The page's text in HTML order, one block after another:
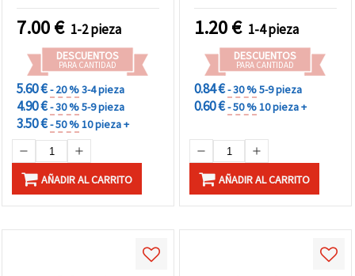
con punta aplicadora fina
- 9 ml
7.00€ 1-2 pieza
DESCUENTOS
PARA CANTIDAD
5.60 €- 20 %3-4 pieza
4.90 €- 30 %5-9 pieza
3.50 €- 50 %10 pieza +
AÑADIR AL CARRITO
1.20€ 1-4 pieza
DESCUENTOS
PARA CANTIDAD
0.84 €- 30 %5-9 pieza
0.60 €- 50 %10 pieza +
AÑADIR AL CARRITO